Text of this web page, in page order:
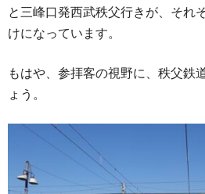
と三峰口発西武秩父行きが、それ
けになっています。
もはや、参拝客の視野に、秩父鉄
ょう。